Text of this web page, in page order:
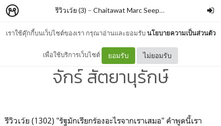
เราใช้คุ๊กกี้บนเว็บไซต์ของเรา กรุณาอ่านและยอมรับนโยบายความเป็นส่วนตัว
เพื่อใช้บริการเว็บไซต์ ยอมรับ ไม่ยอมรับ
รีวิวเว้ย (3) – Chaitawat Marc Seephongsai
ด้วยรัฐและสัตย์จริง By อรรถ
จักร์ สัตยานุรักษ์
รีวิวเว้ย (1302) "รัฐมักเรียกร้องอะไรจากเราเสมอ" คำพูดนี้เรา